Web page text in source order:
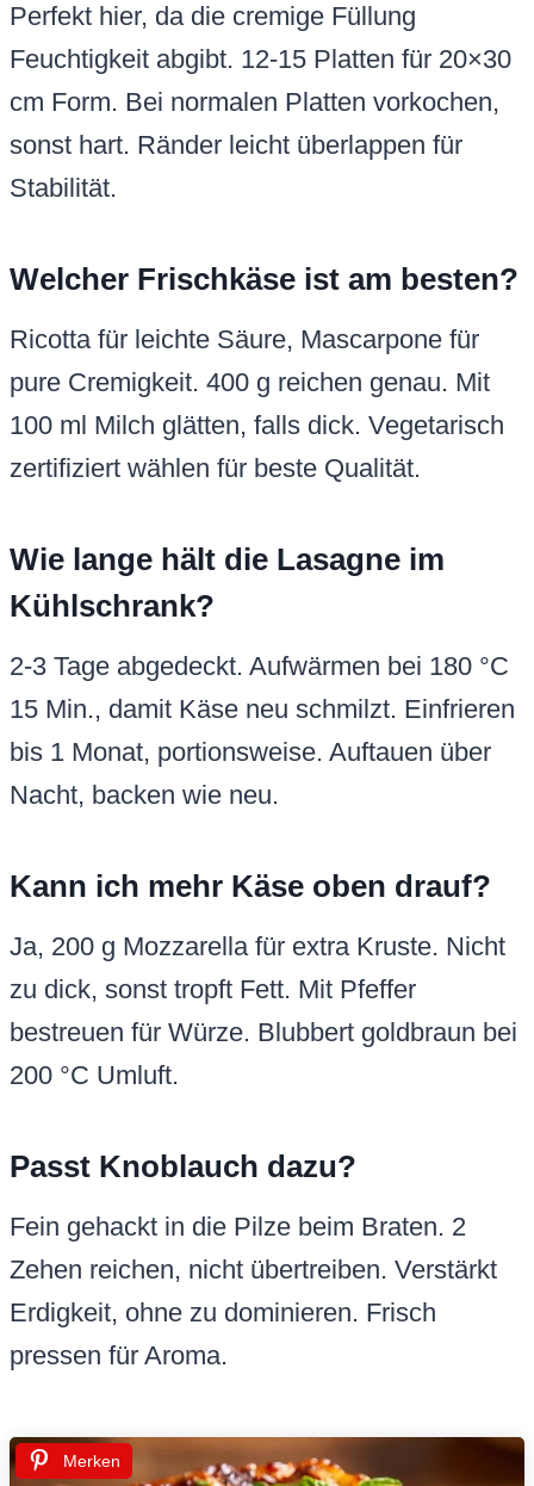
Perfekt hier, da die cremige Füllung
Feuchtigkeit abgibt. 12-15 Platten für 20×30
cm Form. Bei normalen Platten vorkochen,
sonst hart. Ränder leicht überlappen für
Stabilität.
Welcher Frischkäse ist am besten?
Ricotta für leichte Säure, Mascarpone für
pure Cremigkeit. 400 g reichen genau. Mit
100 ml Milch glätten, falls dick. Vegetarisch
zertifiziert wählen für beste Qualität.
Wie lange hält die Lasagne im
Kühlschrank?
2-3 Tage abgedeckt. Aufwärmen bei 180 °C
15 Min., damit Käse neu schmilzt. Einfrieren
bis 1 Monat, portionsweise. Auftauen über
Nacht, backen wie neu.
Kann ich mehr Käse oben drauf?
Ja, 200 g Mozzarella für extra Kruste. Nicht
zu dick, sonst tropft Fett. Mit Pfeffer
bestreuen für Würze. Blubbert goldbraun bei
200 °C Umluft.
Passt Knoblauch dazu?
Fein gehackt in die Pilze beim Braten. 2
Zehen reichen, nicht übertreiben. Verstärkt
Erdigkeit, ohne zu dominieren. Frisch
pressen für Aroma.
Merken